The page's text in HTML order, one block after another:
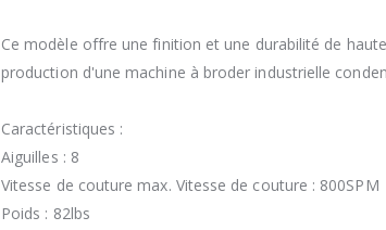
Ce modèle offre une finition et une durabilité de
production d'une machine à broder industrielle
Caractéristiques :
Aiguilles : 8
Vitesse de couture max. Vitesse de couture : 800SPM
Poids : 82lbs